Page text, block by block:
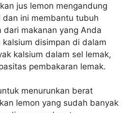
jus lemon mengandung
dan ini membantu tubuh
dari makanan yang Anda
kalsium disimpan di dalam
kalsium dalam sel lemak,
pembakaran lemak.
menurunkan berat
lemon yang sudah banyak